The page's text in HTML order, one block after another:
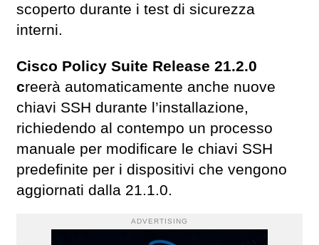
scoperto durante i test di sicurezza
interni.
Cisco Policy Suite Release 21.2.0
creerà automaticamente anche nuove
chiavi SSH durante l’installazione,
richiedendo al contempo un processo
manuale per modificare le chiavi SSH
predefinite per i dispositivi che vengono
aggiornati dalla 21.1.0.
ADVERTISING